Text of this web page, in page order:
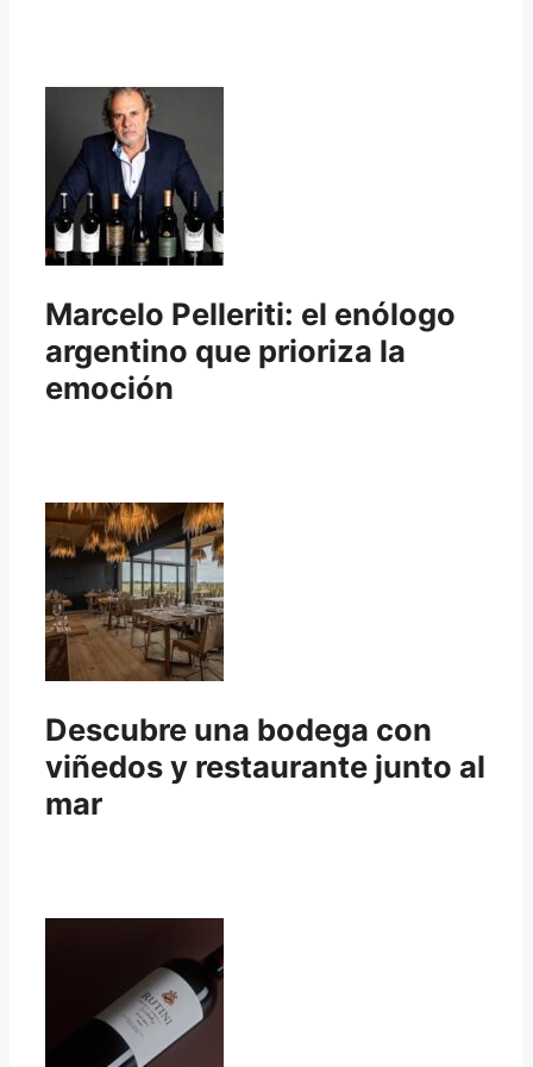
Marcelo Pelleriti: el enólogo
argentino que prioriza la
emoción
Descubre una bodega con
viñedos y restaurante junto al
mar